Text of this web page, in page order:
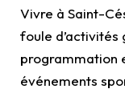
Vivre à Saint-
foule
programmation
événements